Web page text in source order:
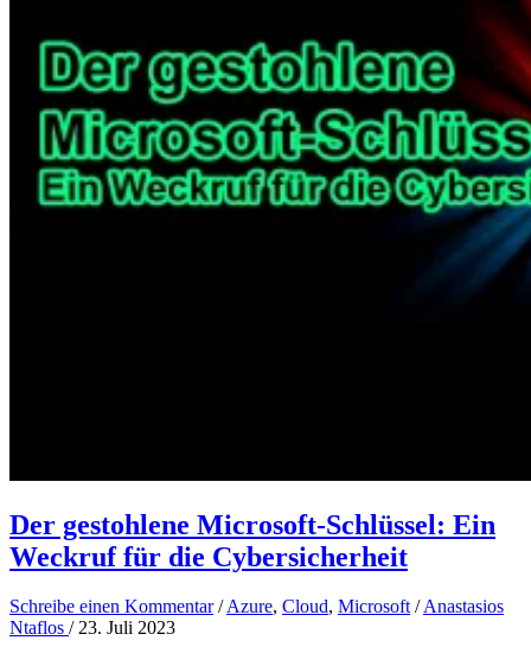
Der gestohlene Microsoft-Schlüssel: Ein
Weckruf für die Cybersicherheit
Schreibe einen Kommentar /Azure, Cloud, Microsoft/Anastasios
Ntaflos /23. Juli 2023